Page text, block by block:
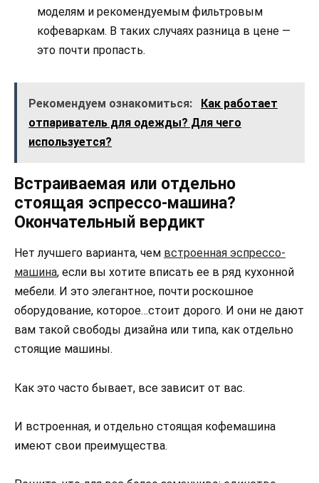
моделям и рекомендуемым фильтровым
кофеваркам. В таких случаях разница в цене —
это почти пропасть.
Рекомендуем ознакомиться:
Как работает
отпариватель для одежды? Для чего
используется?
Встраиваемая или отдельно
стоящая эспрессо-машина?
Окончательный вердикт
Нет лучшего варианта, чем встроенная эспрессо-
машина, если вы хотите вписать ее в ряд кухонной
мебели. И это элегантное, почти роскошное
оборудование, которое…стоит дорого. И они не дают
вам такой свободы дизайна или типа, как отдельно
стоящие машины.
Как это часто бывает, все зависит от вас.
И встроенная, и отдельно стоящая кофемашина
имеют свои преимущества.